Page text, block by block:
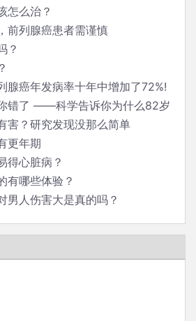
怎么治？
前列腺癌患者需谨慎
？
腺癌年发病率十年中增加了72%!
错了 ——科学告诉你为什么82岁
害？研究发现没那么简单
更年期
得心脏病？
有哪些体验？
男人伤害大是真的吗？